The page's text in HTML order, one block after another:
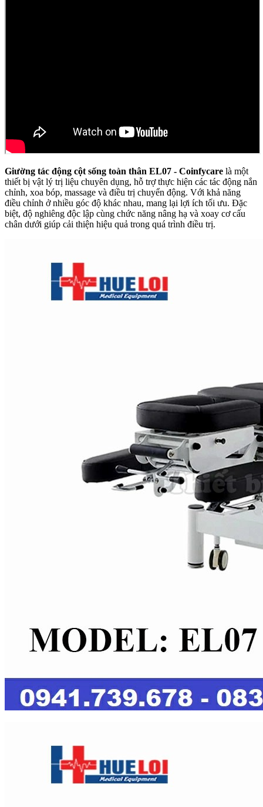
Giường tác động cột sống toàn thân EL07 - Coinfycare là một
thiết bị vật lý trị liệu chuyên dụng, hỗ trợ thực hiện các tác động nắn
chỉnh, xoa bóp, massage và điều trị chuyển động. Với khả năng
điều chỉnh ở nhiều góc độ khác nhau, mang lại lợi ích tối ưu. Đặc
biệt, độ nghiêng độc lập cùng chức năng nâng hạ và xoay cơ cấu
chân dưới giúp cải thiện hiệu quả trong quá trình điều trị.